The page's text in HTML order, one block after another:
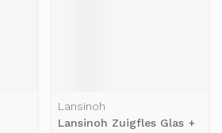
Lansinoh
Lansinoh Zuigfles Glas +